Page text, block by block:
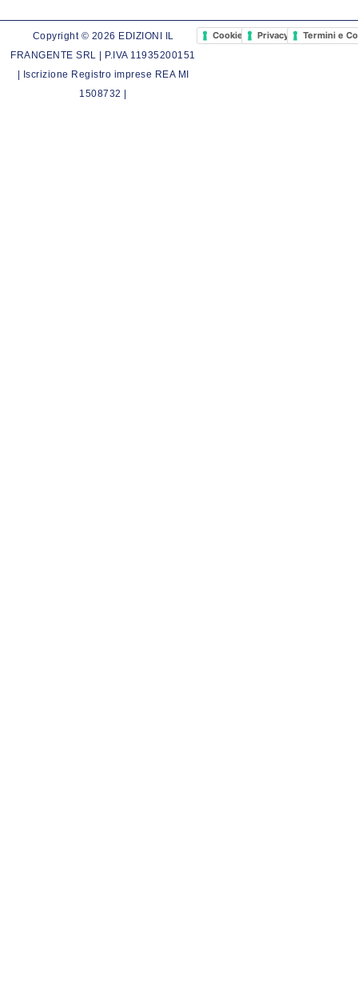
Copyright © 2026 EDIZIONI IL
FRANGENTE SRL | P.IVA 11935200151
| Iscrizione Registro imprese REA MI
1508732 |
Cookie PolicyPrivacy PolicyTermini e